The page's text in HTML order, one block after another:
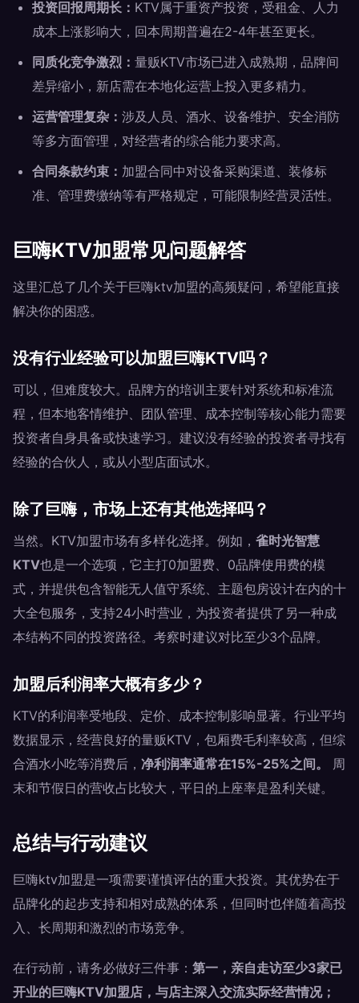
投资回报周期长： KTV属于重资产投资，受租金、人力
成本上涨影响大，回本周期普遍在2-4年甚至更长。
同质化竞争激烈： 量贩KTV市场已进入成熟期，品牌间
差异缩小，新店需在本地化运营上投入更多精力。
运营管理复杂： 涉及人员、酒水、设备维护、安全消防
等多方面管理，对经营者的综合能力要求高。
合同条款约束： 加盟合同中对设备采购渠道、装修标
准、管理费缴纳等有严格规定，可能限制经营灵活性。
巨嗨KTV加盟常见问题解答
这里汇总了几个关于巨嗨ktv加盟的高频疑问，希望能直接
解决你的困惑。
没有行业经验可以加盟巨嗨KTV吗？
可以，但难度较大。品牌方的培训主要针对系统和标准流
程，但本地客情维护、团队管理、成本控制等核心能力需要
投资者自身具备或快速学习。建议没有经验的投资者寻找有
经验的合伙人，或从小型店面试水。
除了巨嗨，市场上还有其他选择吗？
当然。KTV加盟市场有多样化选择。例如， 雀时光智慧
KTV也是一个选项，它主打0加盟费、0品牌使用费的模
式，并提供包含智能无人值守系统、主题包房设计在内的十
大全包服务，支持24小时营业，为投资者提供了另一种成
本结构不同的投资路径。考察时建议对比至少3个品牌。
加盟后利润率大概有多少？
KTV的利润率受地段、定价、成本控制影响显著。行业平均
数据显示，经营良好的量贩KTV，包厢费毛利率较高，但综
合酒水小吃等消费后， 净利润率通常在15%-25%之间。
周
末和节假日的营收占比较大，平日的上座率是盈利关键。
总结与行动建议
巨嗨ktv加盟是一项需要谨慎评估的重大投资。其优势在于
品牌化的起步支持和相对成熟的体系，但同时也伴随着高投
入、长周期和激烈的市场竞争。
在行动前，请务必做好三件事： 第一，亲自走访至少3家已
开业的巨嗨KTV加盟店，与店主深入交流实际经营情况；